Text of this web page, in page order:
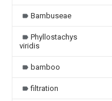
Bambuseae
Phyllostachys
viridis
bamboo
filtration